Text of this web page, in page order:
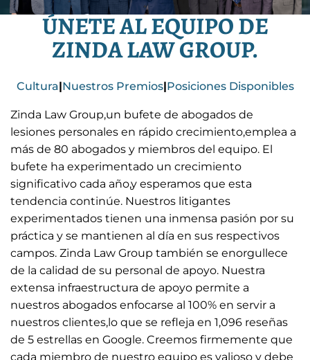
ÚNETE AL EQUIPO DE
ZINDA LAW GROUP.
Cultura|Nuestros Premios|Posiciones Disponibles
Zinda Law Group,un bufete de abogados de
lesiones personales en rápido crecimiento,emplea a
más de 80 abogados y miembros del equipo. El
bufete ha experimentado un crecimiento
significativo cada año,y esperamos que esta
tendencia continúe. Nuestros litigantes
experimentados tienen una inmensa pasión por su
práctica y se mantienen al día en sus respectivos
campos. Zinda Law Group también se enorgullece
de la calidad de su personal de apoyo. Nuestra
extensa infraestructura de apoyo permite a
nuestros abogados enfocarse al 100% en servir a
nuestros clientes,lo que se refleja en 1,096 reseñas
de 5 estrellas en Google. Creemos firmemente que
cada miembro de nuestro equipo es valioso y debe